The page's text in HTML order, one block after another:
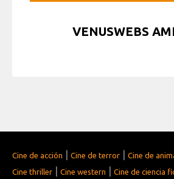
VENUSWEBS
Cine de acción | Cine de terror | Cine de
Cine thriller | Cine western | Cine de ciencia